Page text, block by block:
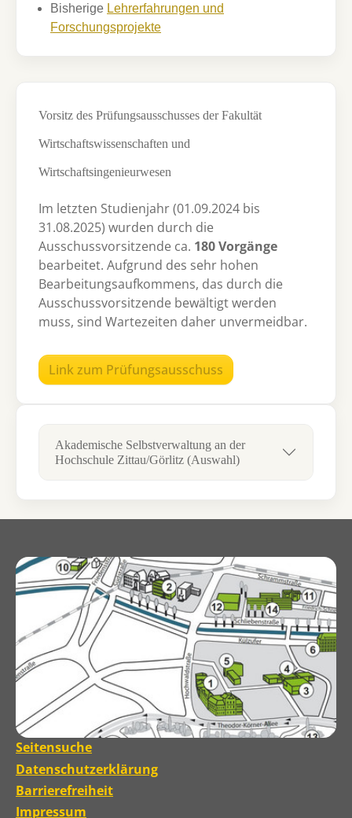
Bisherige Lehrerfahrungen und
Forschungsprojekte
Vorsitz des Prüfungsausschusses der Fakultät
Wirtschaftswissenschaften und
Wirtschaftsingenieurwesen
Im letzten Studienjahr (01.09.2024 bis
31.08.2025) wurden durch die
Ausschussvorsitzende ca. 180 Vorgänge
bearbeitet. Aufgrund des sehr hohen
Bearbeitungsaufkommens, das durch die
Ausschussvorsitzende bewältigt werden
muss, sind Wartezeiten daher unvermeidbar.
Link zum Prüfungsausschuss
Akademische Selbstverwaltung an der
Hochschule Zittau/Görlitz (Auswahl)
Seitensuche
Datenschutzerklärung
Barrierefreiheit
Impressum